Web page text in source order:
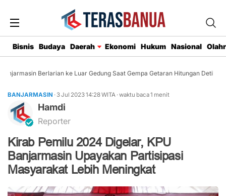
Bisnis Budaya Daerah Ekonomi Hukum Nasional
Berlarian ke Luar Gedung Saat Gempa Getaran Hitungan Detik
BANJARMASIN · 3 Jul 202314:28WITA ·waktu baca 1 menit
Hamdi
Reporter
Kirab Pemilu 2024 Digelar, KPU
Banjarmasin Upayakan Partisipasi
Masyarakat Lebih Meningkat